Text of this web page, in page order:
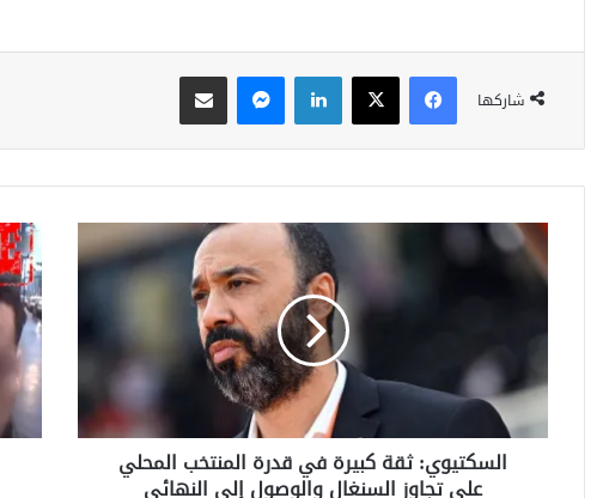
شاركها
فيسبوك ‫X لينكدإن
ا
ل
س
ت
و
:
السكتيوي: ثقة كبيرة في قدرة المنتخب المحلي
على تجاوز السنغال والوصول إلى النهائي
ا
ل
د
ا
ر
ا
ل
ب
ي